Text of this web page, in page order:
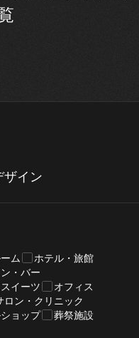
イン
ム
ホテル・旅館
・バー
イーツ
オフィス
ロン・クリニック
ョップ
葬祭施設